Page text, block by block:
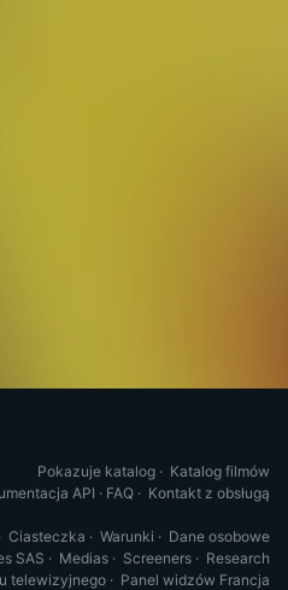
Pokazuje katalog · Katalog filmów
API · FAQ · Kontakt z obsługą
· Ciasteczka · Warunki · Dane osobowe
SAS · Medias · Screeners · Research
telewizyjnego · Panel widzów Francja